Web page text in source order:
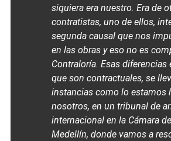
siquiera era nuestro. Era de
contratistas, uno de ellos,
segunda causal que nos
en las obras y eso no es
Contraloría. Esas diferencias
que son contractuales, se
instancias como lo estamos
nosotros, en un tribunal de
internacional en la Cámara
Medellín, donde vamos a